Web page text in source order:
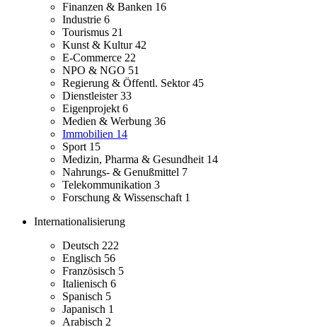
Finanzen & Banken 16
Industrie 6
Tourismus 21
Kunst & Kultur42
E-Commerce 22
NPO & NGO 51
Regierung & Öffentl. Sektor45
Dienstleister33
Eigenprojekt 6
Medien & Werbung 36
Immobilien 14
Sport 15
Medizin, Pharma & Gesundheit 14
Nahrungs- & Genußmittel 7
Telekommunikation 3
Forschung & Wissenschaft 1
Internationalisierung
Deutsch 222
Englisch 56
Französisch 5
Italienisch 6
Spanisch 5
Japanisch 1
Arabisch 2